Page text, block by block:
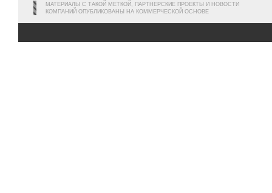
МАТЕРИАЛЫ С ТАКОЙ МЕТКОЙ, ПАРТНЕРСКИЕ ПРОЕКТЫ И НОВОСТИ
КОМПАНИЙ ОПУБЛИКОВАНЫ НА КОММЕРЧЕСКОЙ ОСНОВЕ